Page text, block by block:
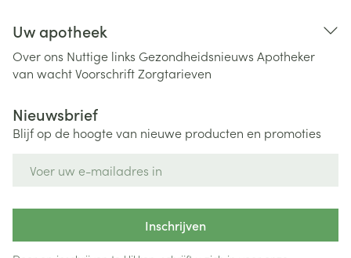
Uw apotheek
Over ons Nuttige links Gezondheidsnieuws Apotheker
van wachtVoorschriftZorgtarieven
Nieuwsbrief
Blijf op de hoogte van nieuwe producten en promoties
Inschrijven